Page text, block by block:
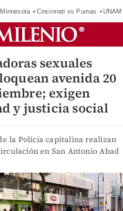
Cincinnati vs Pumas UNAM
sexuales
avenida 20
exigen
y justicia social
la Policía capitalina realizan
en San Antonio Abad